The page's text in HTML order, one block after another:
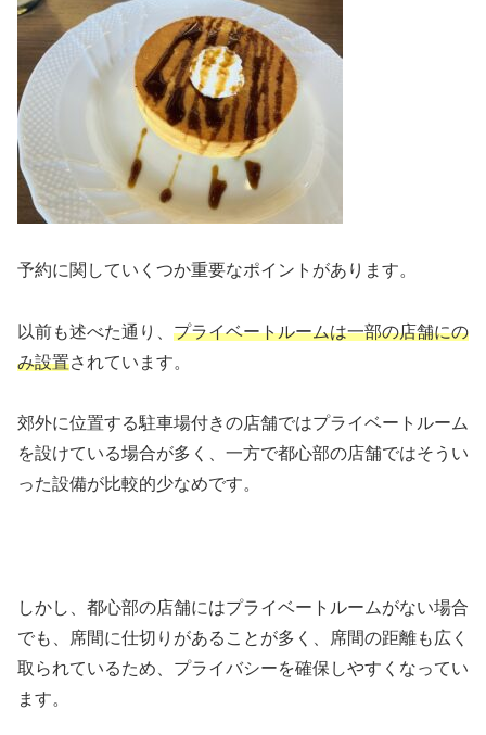
予約に関していくつか重要なポイントがあります。
以前も述べた通り、 プライベートルームは一部の店舗にの
み設置されています。
郊外に位置する駐車場付きの店舗ではプライベートルーム
を設けている場合が多く、一方で都心部の店舗ではそうい
った設備が比較的少なめです。
しかし、都心部の店舗にはプライベートルームがない場合
でも、席間に仕切りがあることが多く、席間の距離も広く
取られているため、プライバシーを確保しやすくなってい
ます。